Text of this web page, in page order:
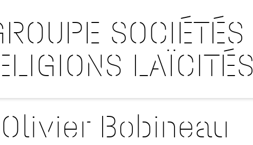
SOCIÉTÉS
LAÏCITÉS
Olivier Bobineau